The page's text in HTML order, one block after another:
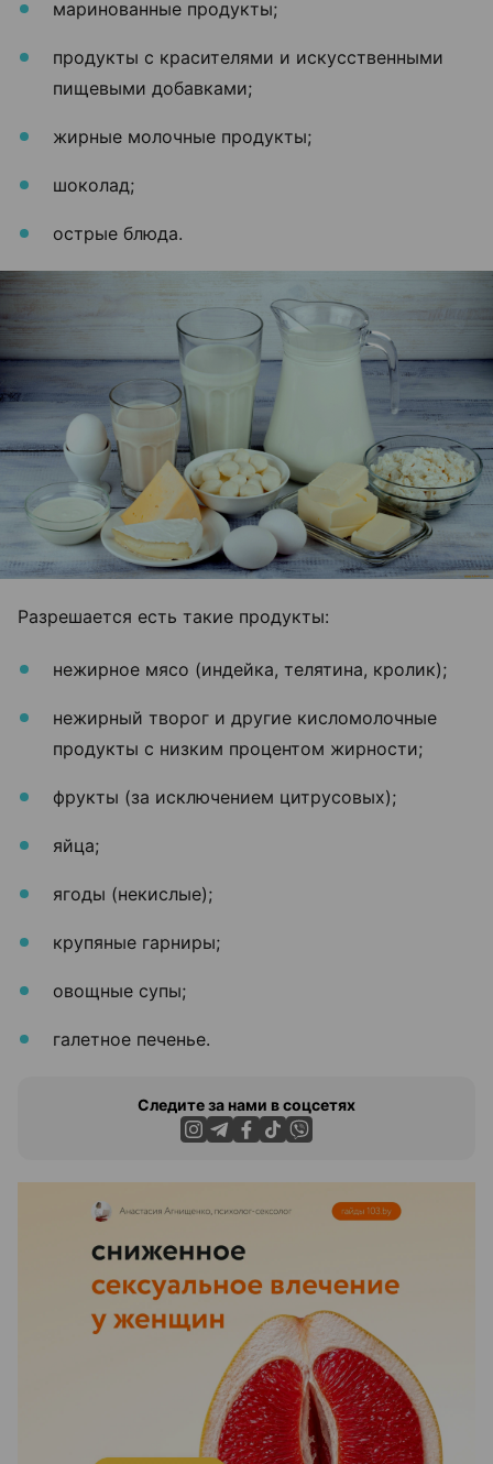
маринованные продукты;
продукты с красителями и искусственными
пищевыми добавками;
жирные молочные продукты;
шоколад;
острые блюда.
Разрешается есть такие продукты:
нежирное мясо (индейка, телятина, кролик);
нежирный творог и другие кисломолочные
продукты с низким процентом жирности;
фрукты (за исключением цитрусовых);
яйца;
ягоды (некислые);
крупяные гарниры;
овощные супы;
галетное печенье.
Следите за нами в соцсетях
ЭФФЕКТИВНАЯ РЕКЛАМА НА САЙТЕ